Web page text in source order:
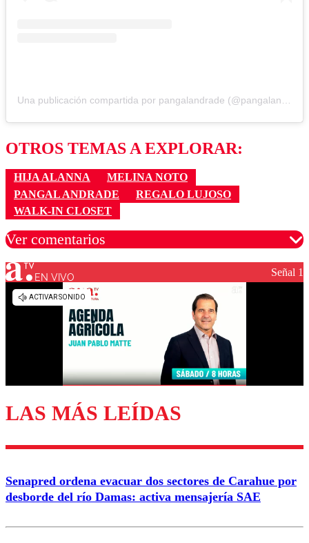
OTROS TEMAS A EXPLORAR:
HIJA ALANNA
MELINA NOTO
PANGAL ANDRADE
REGALO LUJOSO
WALK-IN CLOSET
Ver comentarios
Los comentarios son moderados para garantizar un
diálogo respetuoso.
Enviar comentario
EN VIVO Señal 1
LAS MÁS LEÍDAS
Senapred ordena evacuar dos sectores de Carahue por
desborde del río Damas: activa mensajería SAE